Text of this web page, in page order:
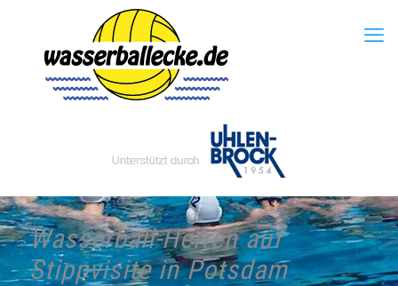
Wasserball-Herren auf
Stippvisite in Potsdam